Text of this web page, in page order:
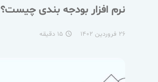
نرم افزار بودجه بندی چیست؟
۲۶ فروردین ۱۴۰۲ access_time